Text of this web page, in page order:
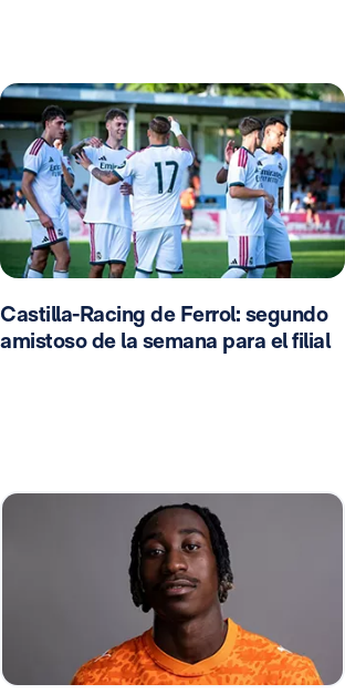
Castilla-Racing de Ferrol: segundo
amistoso de la semana para el filial